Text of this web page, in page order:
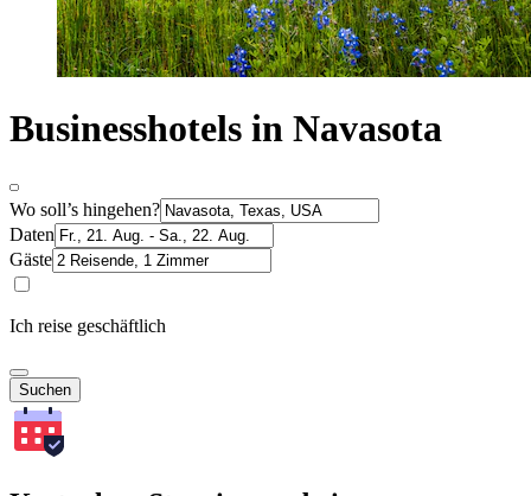
Businesshotels in Navasota
Wo soll’s hingehen?
Daten
Gäste
Ich reise geschäftlich
Suchen